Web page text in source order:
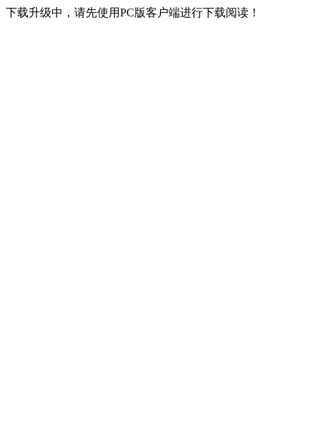
下载升级中，请先使用PC版客户端进行下载阅读！